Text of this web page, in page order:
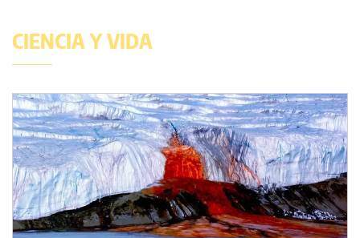
CIENCIA Y VIDA